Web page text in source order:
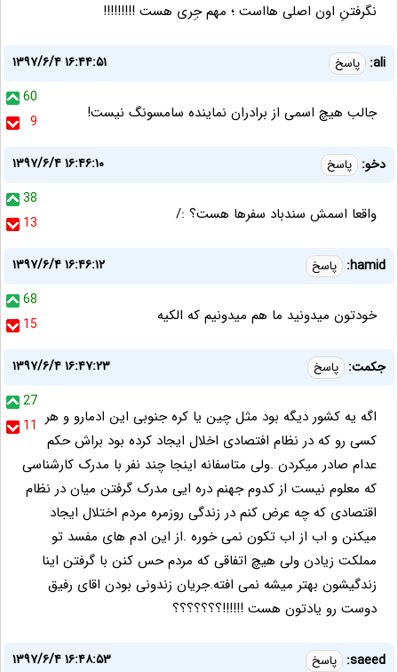
نگرفتنِ اون اصلی هااست ؛ مهم جِری هست !!!!!!!!!
ali: پاسخ
۱۳۹۷/۶/۴ ۱۶:۴۴:۵۱
60
9
جالب هیچ اسمی از برادران نماینده سامسونگ نیست!
دخو: پاسخ
۱۳۹۷/۶/۴ ۱۶:۴۶:۱۰
38
13
واقعا اسمش سندباد سفرها هست؟ :/
hamid: پاسخ
۱۳۹۷/۶/۴ ۱۶:۴۶:۱۲
68
15
خودتون میدونید ما هم میدونیم که الکیه
جکمت: پاسخ
۱۳۹۷/۶/۴ ۱۶:۴۷:۲۳
27
11 اگه یه کشور دیگه بود مثل چین یا کره جنوبی این ادمارو و هر
کسی رو که در نظام افتصادی اخلال ایجاد کرده بود براش حکم
عدام صادر میکردن .ولی متاسفانه اینجا چند نفر با مدرک کارشناسی
که معلوم نیست از کدوم جهنم دره ایی مدرک گرفتن میان در نظام
اقتصادی که چه عرض کنم در زندگی روزمره مردم اختلال ایجاد
میکنن و اب از اب تکون نمی خوره .از این ادم های مفسد تو
مملکت زیادن ولی هیچ اتفاقی که مردم حس کنن با گرفتن اینا
زندگیشون بهتر میشه نمی افته.جریان زندونی بودن اقای رفیق
دوست رو یادتون هست !!!!!!؟؟؟؟؟؟؟
saeed: پاسخ
۱۳۹۷/۶/۴ ۱۶:۴۸:۵۳